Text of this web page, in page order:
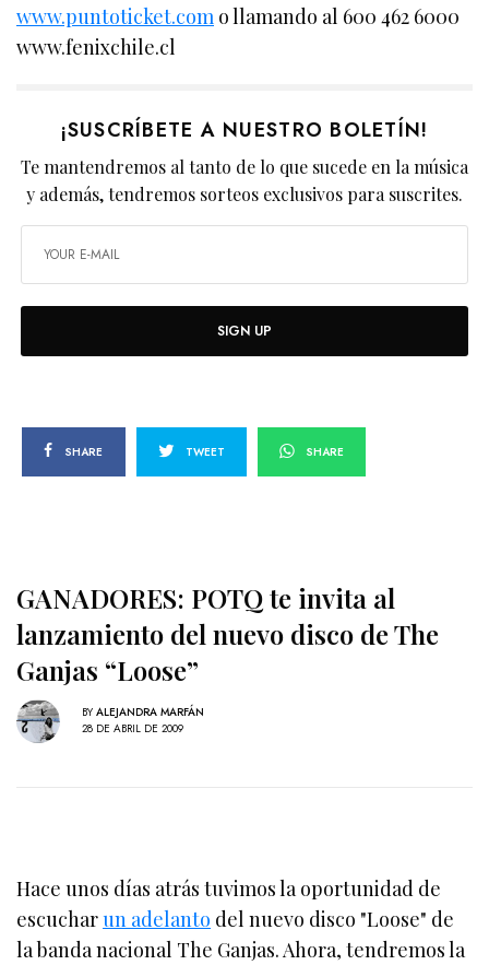
www.puntoticket.com o llamando al 600 462 6000
www.fenixchile.cl
¡SUSCRÍBETE A NUESTRO BOLETÍN!
Te mantendremos al tanto de lo que sucede en la música
y además, tendremos sorteos exclusivos para suscrites.
SIGN UP
SHARE TWEET SHARE
GANADORES: POTQ te invita al
lanzamiento del nuevo disco de The
Ganjas “Loose”
BY ALEJANDRA MARFÁN
28 DE ABRIL DE 2009
Hace unos días atrás tuvimos la oportunidad de
escucharun adelanto del nuevo disco "Loose" de
la banda nacional The Ganjas. Ahora, tendremos la